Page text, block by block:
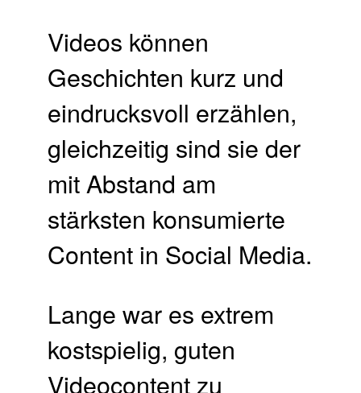
Videos können
Geschichten kurz und
eindrucksvoll erzählen,
gleichzeitig sind sie der
mit Abstand am
stärksten konsumierte
Content in Social Media.
Lange war es extrem
kostspielig, guten
Videocontent zu